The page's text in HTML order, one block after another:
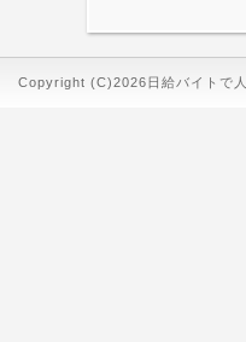
Copyright (C)2026日給バイトで